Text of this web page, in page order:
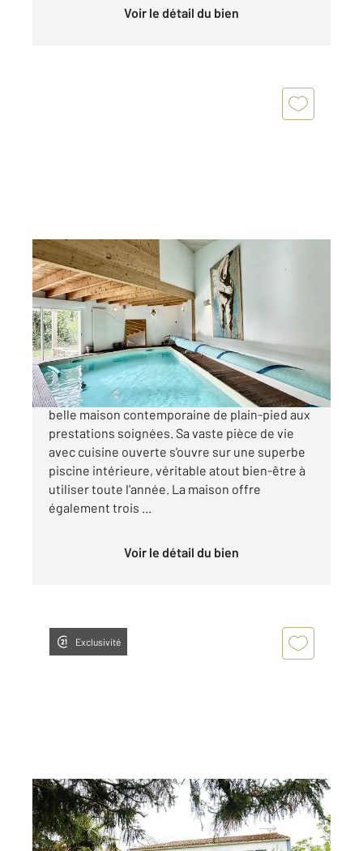
Voir le détail du bien
PERIGNY 17
165 m2, 6 pièces
Ref : 18472
Maison à vendre
591 555 €
PERIGNY-ROMPSAY Venez découvrir cette
belle maison contemporaine de plain-pied aux
prestations soignées. Sa vaste pièce de vie
avec cuisine ouverte s'ouvre sur une superbe
piscine intérieure, véritable atout bien-être à
utiliser toute l'année. La maison offre
également trois ...
Voir le détail du bien
Exclusivité
STE SOULLE 17
118 m2, 4 pièces
Ref : 18165